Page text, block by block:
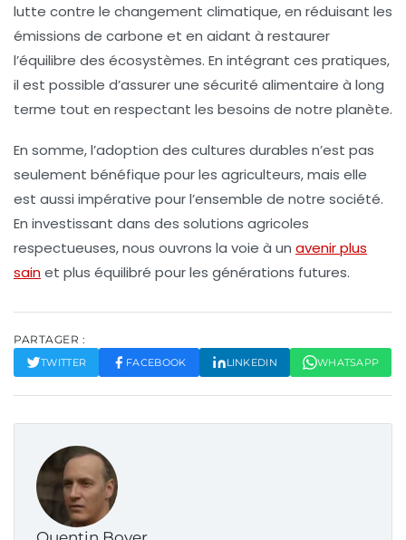
lutte contre le changement climatique, en réduisant les
émissions de carbone et en aidant à restaurer
l’équilibre des écosystèmes. En intégrant ces pratiques,
il est possible d’assurer une sécurité alimentaire à long
terme tout en respectant les besoins de notre planète.
En somme, l’adoption des cultures durables n’est pas
seulement bénéfique pour les agriculteurs, mais elle
est aussi impérative pour l’ensemble de notre société.
En investissant dans des solutions agricoles
respectueuses, nous ouvrons la voie à un avenir plus
sainet plus équilibré pour les générations futures.
PARTAGER :
TWITTER FACEBOOK LINKEDIN WHATSAPP